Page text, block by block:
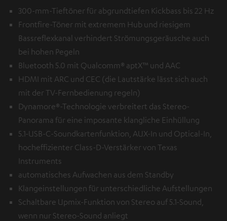
300-mm-Tieftöner für abgrundtiefen Kickbass bis 22 Hz
Frontfire-Töner mit extremem Hub und riesigem
Bassreflexkanal verhindert Strömungsgeräusche auch
bei hohen Pegeln
Bluetooth 5.0 mit Qualcomm® aptX™ und AAC
HDMI mit ARC und CEC (die Lautstärke lässt sich auch
mit der TV-Fernbedienung regeln)
Dynamore®-Technologie verbreitert das Stereo-
Panorama für eine imposante klangliche Einhüllung
5.1-USB-C-Soundkartenfunktion, AUX-In und Optical-In,
hocheffizienter Class-D-Verstärker von Texas
Instruments
automatisches Aufwachen aus dem Standby
Klangeinstellungen für unterschiedliche Aufstellungen
Schaltbare Upmix-Funktion von Stereo auf 5.1-Sound,
wenn nur Stereo-Sound anliegt